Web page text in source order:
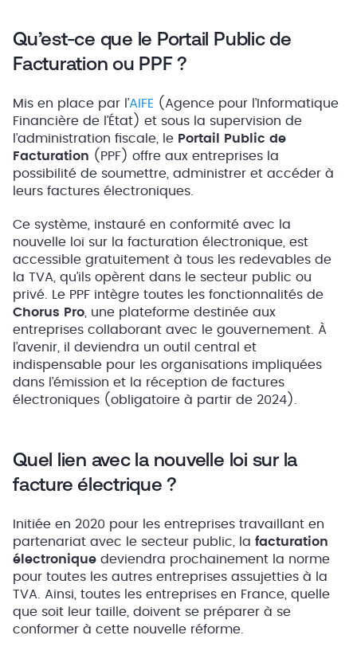
Qu’est-ce que le Portail Public de
Facturation ou PPF ?
Mis en place par l’AIFE (Agence pour l’Informatique
Financière de l’État) et sous la supervision de
l’administration fiscale, le Portail Public de
Facturation (PPF) offre aux entreprises la
possibilité de soumettre, administrer et accéder à
leurs factures électroniques.
Ce système, instauré en conformité avec la
nouvelle loi sur la facturation électronique, est
accessible gratuitement à tous les redevables de
la TVA, qu’ils opèrent dans le secteur public ou
privé. Le PPF intègre toutes les fonctionnalités de
Chorus Pro , une plateforme destinée aux
entreprises collaborant avec le gouvernement. À
l’avenir, il deviendra un outil central et
indispensable pour les organisations impliquées
dans l’émission et la réception de factures
électroniques (obligatoire à partir de 2024).
Quel lien avec la nouvelle loi sur la
facture électrique ?
Initiée en 2020 pour les entreprises travaillant en
partenariat avec le secteur public, la facturation
électronique deviendra prochainement la norme
pour toutes les autres entreprises assujetties à la
TVA. Ainsi, toutes les entreprises en France, quelle
que soit leur taille, doivent se préparer à se
conformer à cette nouvelle réforme.